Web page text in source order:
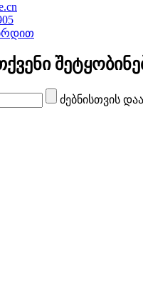
ძებნისთვის